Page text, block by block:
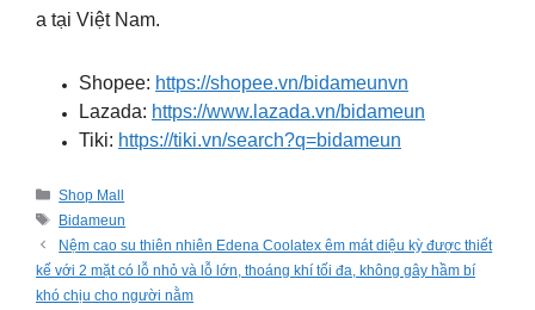
a tại Việt Nam.
Shopee: https://shopee.vn/bidameunvn
Lazada: https://www.lazada.vn/bidameun
Tiki: https://tiki.vn/search?q=bidameun
Categories
Shop Mall
Tags
Bidameun
Nệm cao su thiên nhiên Edena Coolatex êm mát diệu kỳ được thiết
kế với 2 mặt có lỗ nhỏ và lỗ lớn, thoáng khí tối đa, không gây hầm bí
khó chịu cho người nằm